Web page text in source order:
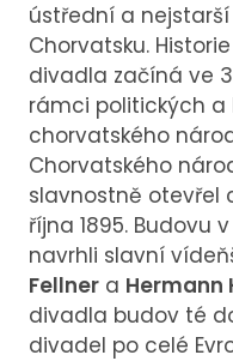
ústřední a
Chorvatsku.
divadla začíná ve
rámci politických a
chorvatského
Chorvatského
slavnostně otevřel
října 1895. Budovu
navrhli slavní
Fellner a Hermann
divadla budov té
divadel po celé